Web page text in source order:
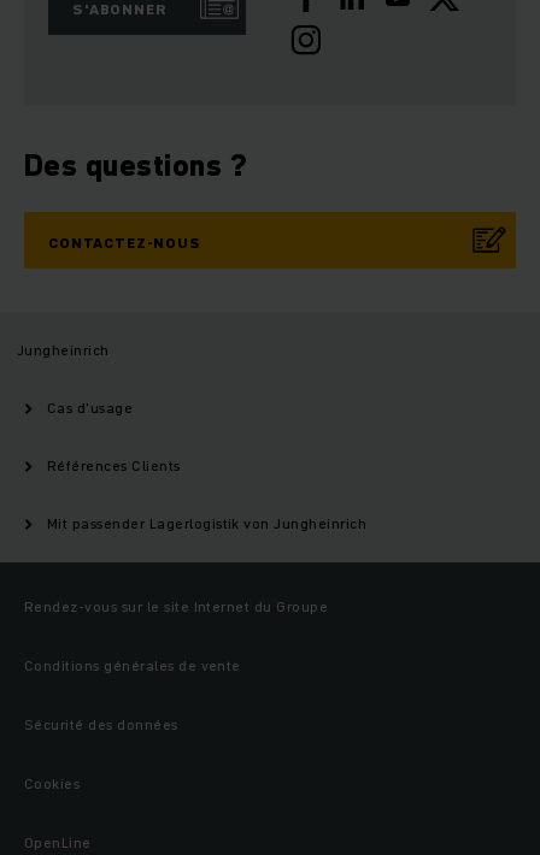
S'ABONNER
Des questions ?
CONTACTEZ-NOUS
Jungheinrich
Cas d'usage
Références Clients
Mit passender Lagerlogistik von Jungheinrich
Rendez-vous sur le site Internet du Groupe
Conditions générales de vente
Sécurité des données
Cookies
OpenLine